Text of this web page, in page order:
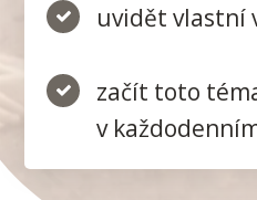
uvidět vlastní
začít toto
v